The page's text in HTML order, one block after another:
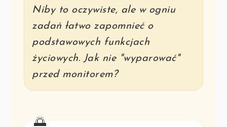
Niby to oczywiste, ale w ogniu
zadań łatwo zapomnieć o
podstawowych funkcjach
życiowych. Jak nie "wyparować"
przed monitorem?
🌅